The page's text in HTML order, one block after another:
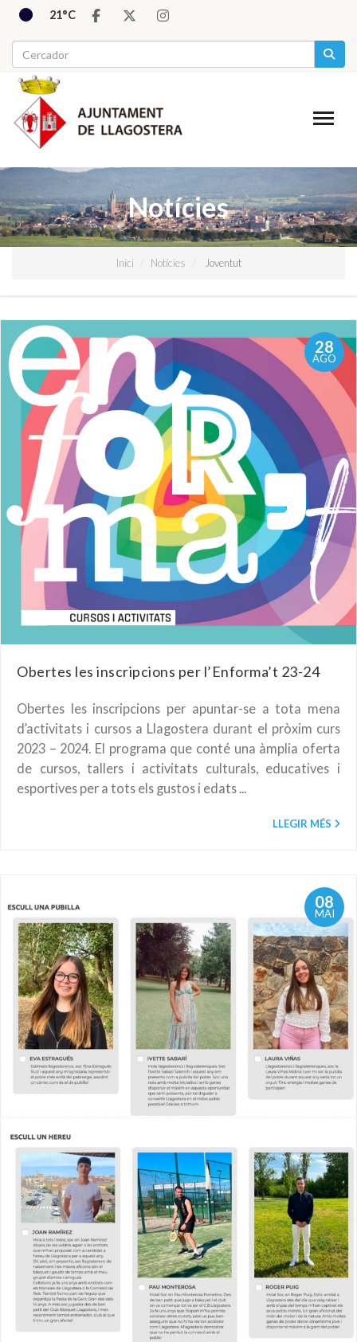
21°C
Notícies
Inici Notícies Joventut
28
AGO
Obertes les inscripcions per l’Enforma’t 23-24
Obertes les inscripcions per apuntar-se a tota mena
d’activitats i cursos a Llagostera durant el pròxim curs
2023 – 2024. El programa que conté una àmplia oferta
de cursos, tallers i activitats culturals, educatives i
esportives per a tots els gustos i edats ...
LLEGIR MÉS
08
MAI